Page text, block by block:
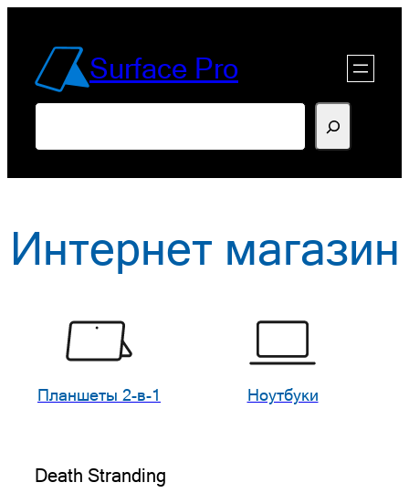
содержимомуSurface Pro
Интернет магазин
Планшеты 2-в-1 Ноутбуки
Death Stranding